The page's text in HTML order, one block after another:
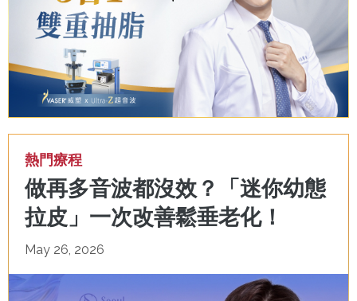
熱門療程
做再多音波都沒效？「迷你幼態
拉皮」一次改善鬆垂老化！
May 26, 2026